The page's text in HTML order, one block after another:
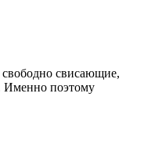
свисающие,
Именно поэтому